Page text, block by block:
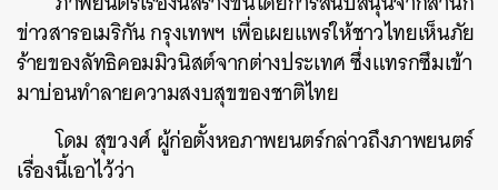
ข่าวสารอเมริกัน กรุงเทพฯ เพื่อเผยแพร่ให้ชาวไทยเห็นภัย
ร้ายของลัทธิคอมมิวนิสต์จากต่างประเทศ ซึ่งแทรกซึมเข้า
มาบ่อนทำลายความสงบสุขของชาติไทย
โดม สุขวงศ์ ผู้ก่อตั้งหอภาพยนตร์กล่าวถึงภาพยนตร์
เรื่องนี้เอาไว้ว่า